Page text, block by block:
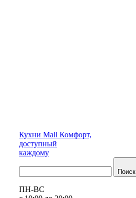
Кухни Mall Комфорт,
доступный
каждому
Поиск
ПН-ВС